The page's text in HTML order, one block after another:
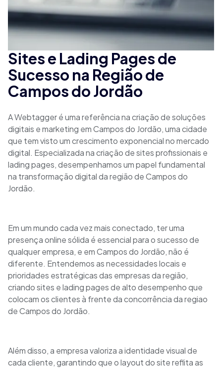
Sites e Lading Pages de
Sucesso na Região de
Campos do Jordão
A Webtagger é uma referência na criação de soluções
digitais e marketing em Campos do Jordão, uma cidade
que tem visto um crescimento exponencial no mercado
digital. Especializada na criação de sites profissionais e
lading pages, desempenhamos um papel fundamental
na transformação digital da região de Campos do
Jordão.
Em um mundo cada vez mais conectado, ter uma
presença online sólida é essencial para o sucesso de
qualquer empresa, e em Campos do Jordão, não é
diferente. Entendemos as necessidades locais e
prioridades estratégicas das empresas da região,
criando sites e lading pages de alto desempenho que
colocam os clientes à frente da concorrência da regiao
de Campos do Jordão.
Além disso, a empresa valoriza a identidade visual de
cada cliente, garantindo que o layout do site reflita as